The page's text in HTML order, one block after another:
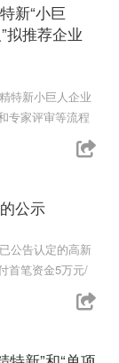
新“小巨
拟推荐企业
特新小巨人企业
专家评审等流程
公示
公告认定的高新
首笔资金5万元/